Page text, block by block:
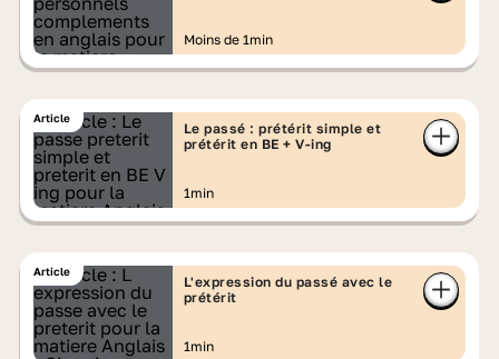
Moins de 1min
Article
Le passé : prétérit simple et
prétérit en BE + V-ing
1min
Article
L'expression du passé avec le
prétérit
1min